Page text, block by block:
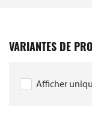
VARIANTES DE
Afficher